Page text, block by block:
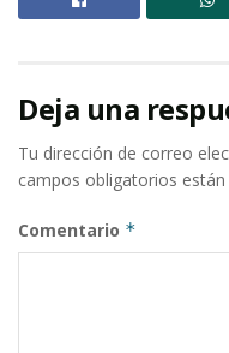
Deja una
Tu dirección de correo
campos obligatorios
Comentario *